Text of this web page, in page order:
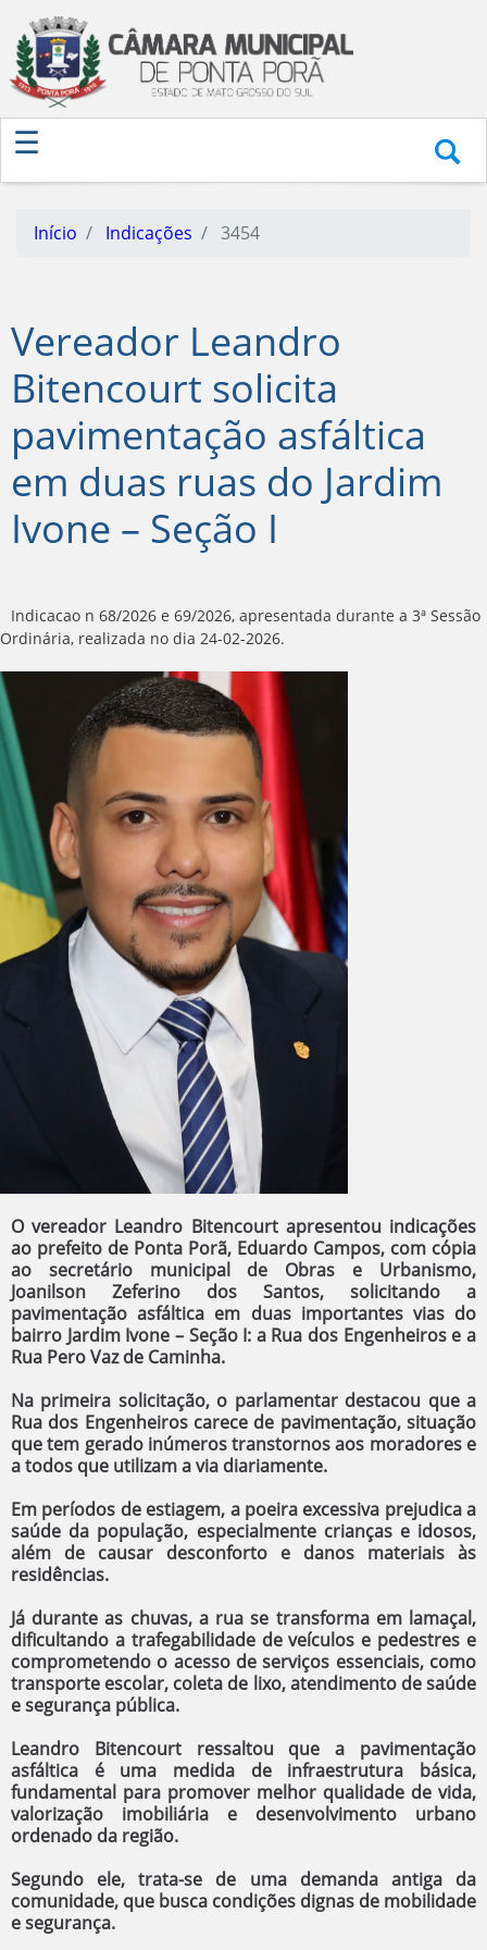
Início Indicações 3454
Vereador Leandro
Bitencourt solicita
pavimentação asfáltica
em duas ruas do Jardim
Ivone – Seção I
Indicacao n 68/2026 e 69/2026, apresentada durante a 3ª Sessão
Ordinária, realizada no dia 24-02-2026.
O vereador Leandro Bitencourt apresentou indicações
ao prefeito de Ponta Porã, Eduardo Campos, com cópia
ao secretário municipal de Obras e Urbanismo,
Joanilson Zeferino dos Santos, solicitando a
pavimentação asfáltica em duas importantes vias do
bairro Jardim Ivone – Seção I: a Rua dos Engenheiros e a
Rua Pero Vaz de Caminha.
Na primeira solicitação, o parlamentar destacou que a
Rua dos Engenheiros carece de pavimentação, situação
que tem gerado inúmeros transtornos aos moradores e
a todos que utilizam a via diariamente.
Em períodos de estiagem, a poeira excessiva prejudica a
saúde da população, especialmente crianças e idosos,
além de causar desconforto e danos materiais às
residências.
Já durante as chuvas, a rua se transforma em lamaçal,
dificultando a trafegabilidade de veículos e pedestres e
comprometendo o acesso de serviços essenciais, como
transporte escolar, coleta de lixo, atendimento de saúde
e segurança pública.
Leandro Bitencourt ressaltou que a pavimentação
asfáltica é uma medida de infraestrutura básica,
fundamental para promover melhor qualidade de vida,
valorização imobiliária e desenvolvimento urbano
ordenado da região.
Segundo ele, trata-se de uma demanda antiga da
comunidade, que busca condições dignas de mobilidade
e segurança.